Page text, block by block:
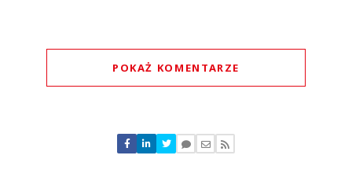
POKAŻ KOMENTARZE
Nie znaleziono komentarzy
Zostaw swoje komentarze